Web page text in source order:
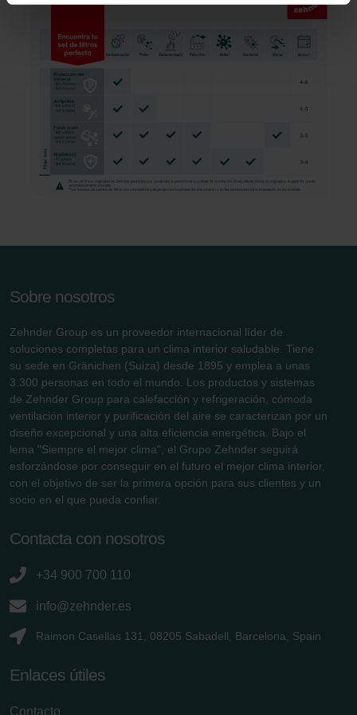
Zehnder Group Ibérica SAU: Política de privacidad
Zehnder Group Italia S.r.l.: Privacy
Zehnder Group İç Mekan İklimlendirme Sanayi ve Ticaret
Limitet Şirketi: Web Sitesi Çerezleri
Zehnder Group Nederland bv: Privacyverklaringen
Zehnder Group Sales International: Privacy Policy
Zehnder Group Schweiz AG: Datenschutz
Zehnder Polska Sp. z o.o.: Oświadczenie o ochronie
danych Zehnder
Zehnder Group UK Limited: Privacy Policy
Sobre nosotros
Zehnder Group es un proveedor internacional líder de
soluciones completas para un clima interior saludable. Tiene
su sede en Gränichen (Suiza) desde 1895 y emplea a unas
3.300 personas en todo el mundo. Los productos y sistemas
de Zehnder Group para calefacción y refrigeración, cómoda
ventilación interior y purificación del aire se caracterizan por un
diseño excepcional y una alta eficiencia energética. Bajo el
lema "Siempre el mejor clima", el Grupo Zehnder seguirá
esforzándose por conseguir en el futuro el mejor clima interior,
con el objetivo de ser la primera opción para sus clientes y un
socio en el que pueda confiar.
Contacta con nosotros
+34 900 700 110
info@zehnder.es
Raimon Casellas 131, 08205 Sabadell, Barcelona, Spain
Enlaces útiles
Contacto